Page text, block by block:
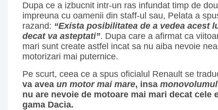
Dupa ce a izbucnit intr-un ras infundat timp de
impreuna cu oamenii din staff-ul sau, Pelata a
razand: “Exista posibilitatea de a vedea acest
decat va asteptati”. Dupa care a afirmat ca
mari sunt create astfel incat sa nu aiba nevoie
motorizari mai puternice.
Pe scurt, ceea ce a spus oficialul Renault se
va avea un motor mai mare, insa
nu are nevoie de motoare mai mari decat cele
gama Dacia.